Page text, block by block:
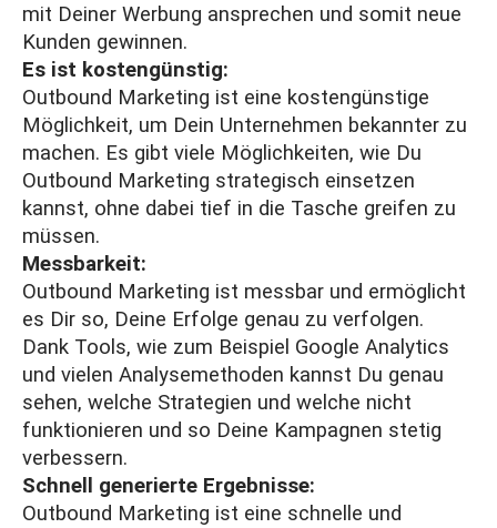
mit Deiner Werbung ansprechen und somit neue
Kunden gewinnen.
Es ist kostengünstig:
Outbound Marketing ist eine kostengünstige
Möglichkeit, um Dein Unternehmen bekannter zu
machen. Es gibt viele Möglichkeiten, wie Du
Outbound Marketing strategisch einsetzen
kannst, ohne dabei tief in die Tasche greifen zu
müssen.
Messbarkeit:
Outbound Marketing ist messbar und ermöglicht
es Dir so, Deine Erfolge genau zu verfolgen.
Dank Tools, wie zum Beispiel Google Analytics
und vielen Analysemethoden kannst Du genau
sehen, welche Strategien und welche nicht
funktionieren und so Deine Kampagnen stetig
verbessern.
Schnell generierte Ergebnisse:
Outbound Marketing ist eine schnelle und